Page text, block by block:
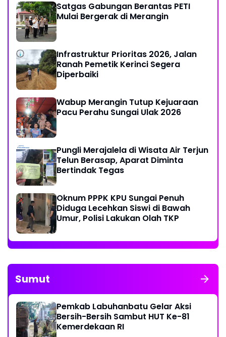
Satgas Gabungan Berantas PETI
Mulai Bergerak di Merangin
Infrastruktur Prioritas 2026, Jalan
Ranah Pemetik Kerinci Segera
Diperbaiki
Wabup Merangin Tutup Kejuaraan
Pacu Perahu Sungai Ulak 2026
Pungli Merajalela di Wisata Air Terjun
Telun Berasap, Aparat Diminta
Bertindak Tegas
Oknum PPPK KPU Sungai Penuh
Diduga Lecehkan Siswi di Bawah
Umur, Polisi Lakukan Olah TKP
Sumut
Pemkab Labuhanbatu Gelar Aksi
Bersih-Bersih Sambut HUT Ke-81
Kemerdekaan RI